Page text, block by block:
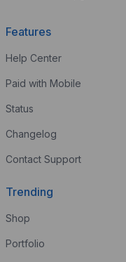
Features
Help Center
Paid with Mobile
Status
Changelog
Contact Support
Trending
Shop
Portfolio